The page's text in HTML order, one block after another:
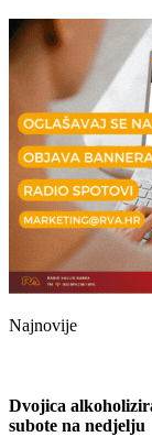
Najnovije
Dvojica
subote na nedjelju